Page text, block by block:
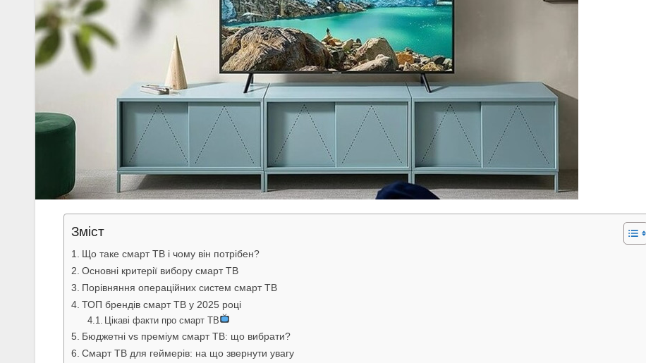
Зміст
Що таке смарт ТВ і чому він потрібен?
Основні критерії вибору смарт ТВ
Порівняння операційних систем смарт ТВ
ТОП брендів смарт ТВ у 2025 році
Цікаві факти про смарт ТВ
Бюджетні vs преміум смарт ТВ: що вибрати?
Смарт ТВ для геймерів: на що звернути увагу